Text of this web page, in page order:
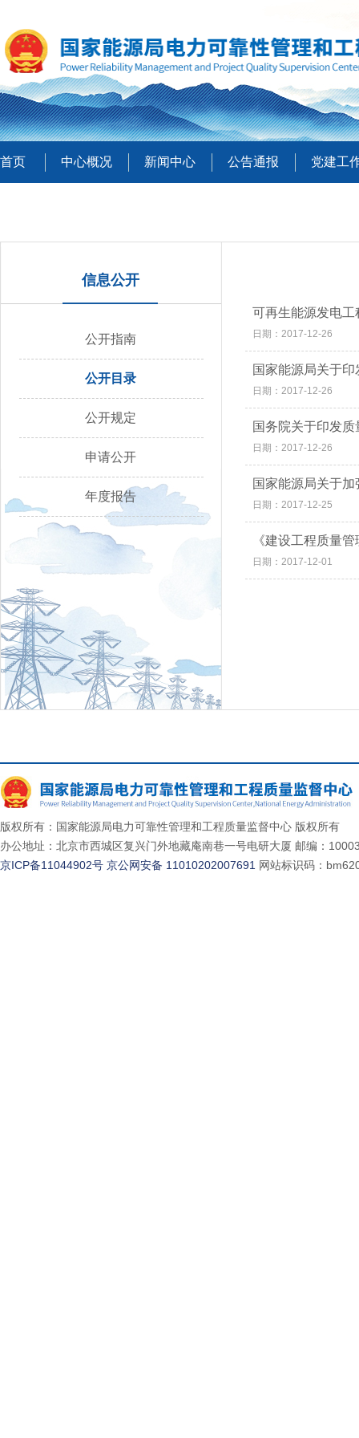
首页 中心概况 新闻中心 公告通报 党建工
信息公开
公开指南
公开目录
公开规定
申请公开
年度报告
可再生能源发电
日期：2017-12-26
国家能源局关于
日期：2017-12-26
国务院关于印发
日期：2017-12-26
国家能源局关于
日期：2017-12-25
《建设工程质量
日期：2017-12-01
版权所有：国家能源局电力可靠性管理和工程质量监督中心 版权所有
办公地址：北京市西城区复兴门外地藏庵南巷一号电研大厦 邮编：
京ICP备11044902号 京公网安备 11010202007691 网站标识码：